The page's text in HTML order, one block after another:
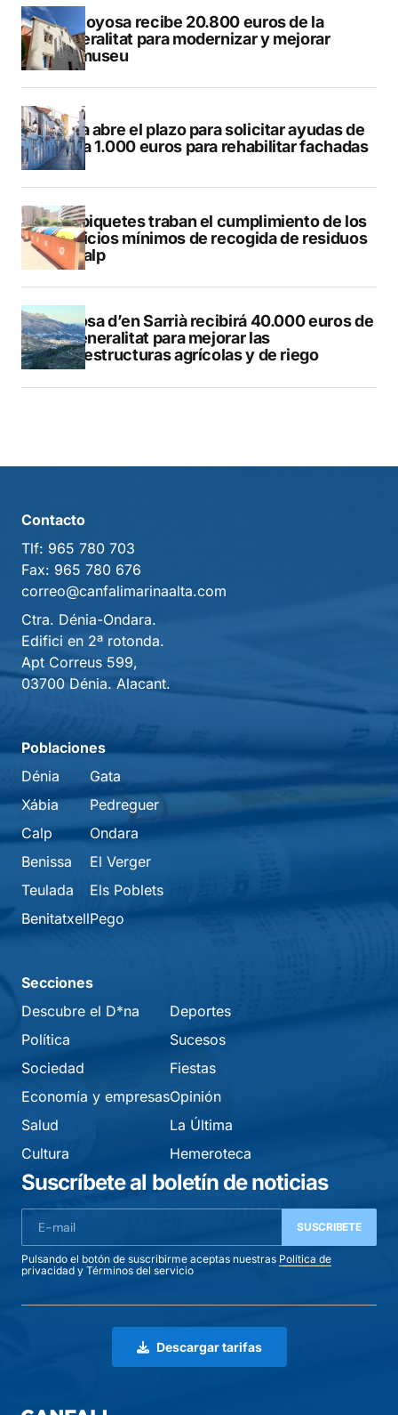
Villajoyosa recibe 20.800 euros de la
Generalitat para modernizar y mejorar
Vilamuseu
Altea abre el plazo para solicitar ayudas de
hasta 1.000 euros para rehabilitar fachadas
Los piquetes traban el cumplimiento de los
servicios mínimos de recogida de residuos
en Calp
Callosa d’en Sarrià recibirá 40.000 euros de
la Generalitat para mejorar las
infraestructuras agrícolas y de riego
Contacto
Tlf: 965 780 703
Fax: 965 780 676
correo@canfalimarinaalta.com
Ctra. Dénia-Ondara.
Edifici en 2ª rotonda.
Apt Correus 599,
03700 Dénia. Alacant.
Poblaciones
Dénia
Xábia
Calp
Benissa
Teulada
Benitatxell
Gata
Pedreguer
Ondara
El Verger
Els Poblets
Pego
Secciones
Descubre el D*na
Política
Sociedad
Economía y empresas
Salud
Cultura
Deportes
Sucesos
Fiestas
Opinión
La Última
Hemeroteca
Suscríbete al boletín de noticias
SUSCRIBETE
Pulsando el botón de suscribirme aceptas nuestras Política de
privacidad y Términos del servicio
Descargar tarifas